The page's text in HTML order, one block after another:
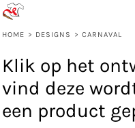
HOME > DESIGNS > CARNAVAL
Klik op het
vind deze
een product
Standaard
Date Added